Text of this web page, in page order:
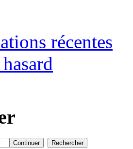
récentes